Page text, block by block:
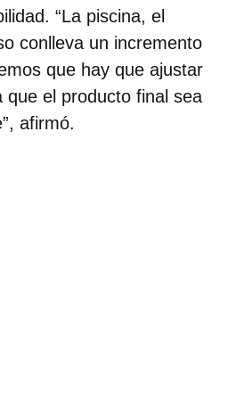
“La piscina, el
conlleva un incremento
que hay que ajustar
que el producto final sea
afirmó.